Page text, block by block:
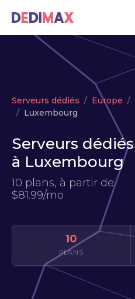
Serveurs dédiés Europe
Luxembourg
Serveurs dédiés
à Luxembourg
10 plans, à partir de
$81.99/mo
10
PLANS